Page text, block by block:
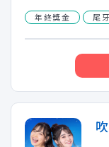
年終獎金 尾